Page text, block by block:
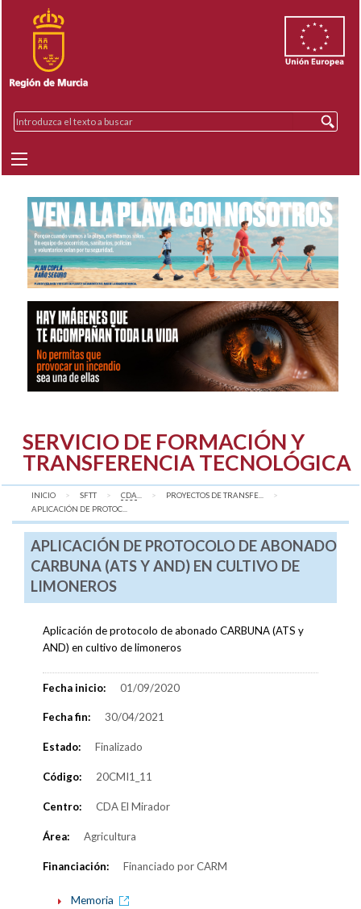
SERVICIO DE FORMACIÓN Y
TRANSFERENCIA TECNOLÓGICA
INICIO SFTT CDA
PROYECTOS DE TRANSFE...
AQUÍ:
APLICACIÓN DE PROTOC...
APLICACIÓN DE PROTOCOLO DE ABONADO
CARBUNA (ATS Y AND) EN CULTIVO DE
LIMONEROS
Aplicación de protocolo de abonado CARBUNA (ATS y
AND) en cultivo de limoneros
Fecha inicio: 01/09/2020
Fecha fin: 30/04/2021
Estado: Finalizado
Código: 20CMI1_11
Centro: CDA El Mirador
Área: Agricultura
Financiación: Financiado por CARM
Memoria